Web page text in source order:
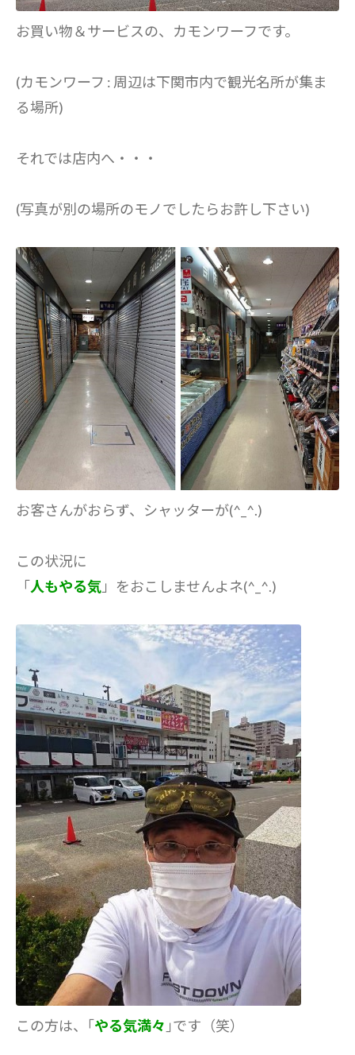
お買い物＆サービスの、カモンワーフです。
(カモンワーフ : 周辺は下関市内で観光名所が集ま
る場所)
それでは店内へ・・・
(写真が別の場所のモノでしたらお許し下さい)
お客さんがおらず、シャッターが(^_^.)
この状況に
「人もやる気 」をおこしませんよネ(^_^.)
この方は、｢やる気満々 ｣です（笑）